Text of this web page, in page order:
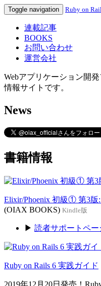
Toggle navigation Ruby on
連載記事
BOOKS
お問い合わせ
運営会社
Webアプリケーション開
情報サイトです。
News
書籍情報
Elixir/Phoenix 初級① 第3版
(OIAX BOOKS) Kindle版
▶ 読者サポートペー
Ruby on Rails 6 実践ガイド
2019年12月20日発売！